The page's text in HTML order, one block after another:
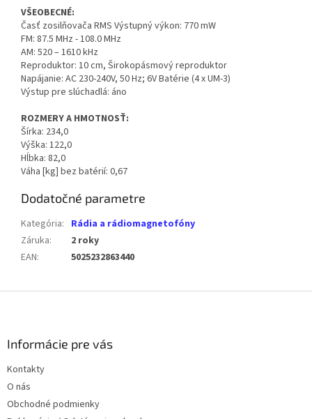
VŠEOBECNÉ:
Časť zosilňovača RMS Výstupný výkon: 770 mW
FM: 87.5 MHz - 108.0 MHz
AM: 520 – 1610 kHz
Reproduktor: 10 cm, Širokopásmový reproduktor
Napájanie: AC 230-240V, 50 Hz; 6V Batérie (4 x UM-3)
Výstup pre slúchadlá: áno
ROZMERY A HMOTNOSŤ:
Šírka: 234,0
Výška: 122,0
Hĺbka: 82,0
Váha [kg] bez batérií: 0,67
Dodatočné parametre
Kategória: Rádia a rádiomagnetofóny
Záruka:
2 roky
EAN: 5025232863440
Informácie pre vás
Kontakty
O nás
Obchodné podmienky